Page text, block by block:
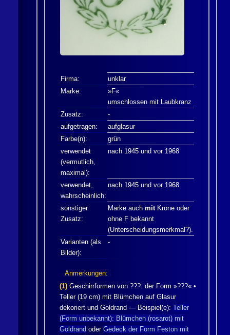
Firma:
unklar
Marke:
»F«
umschlossen mit Laubkranz
Zusatz:
-
aufgetragen:
aufglasur
Farbe(n):
grün
verwendet
(vermutlich,
maximal):
nach 1945 und vor 1968
verwendet,
wahrscheinlich:
nach 1945 und vor 1968
sonstiger
Zusatz:
Marke auch mitKrone oder
ohne F bekannt
(Unterscheidungsmerkmal?).
Varianten (als
Bilder):
-
Anmerkungen:
(1)Geschirrformen von ???: der Form »???« •
Teller (19 cm) mit Blümchen auf Glasur
dekoriert und Goldrand — Beispiel(e): Teller
(Form unbekannt): Blümchen (rosarot) mit
Goldrandoder Gedeck der Form Feston mit